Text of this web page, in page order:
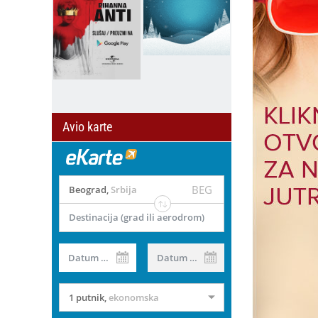
Avio karte
Beograd, Srbija BEG
Destinacija (grad ili aerodrom)
Datum od Datum do
1 putnik,ekonomska